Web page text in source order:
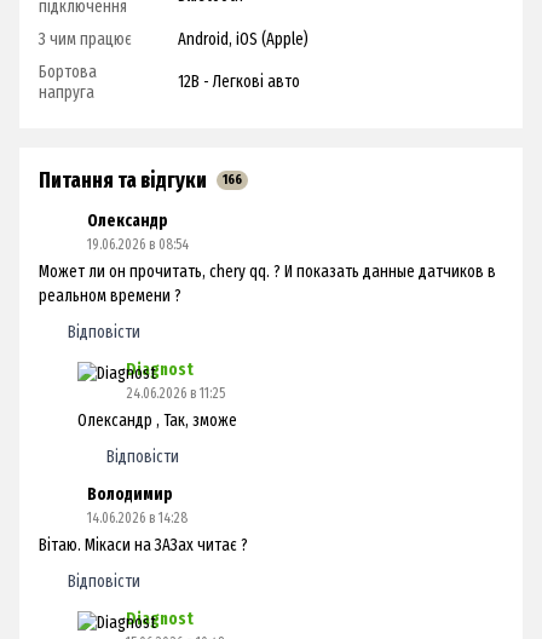
підключення
З чим працює
Android, iOS (Apple)
Бортова
напруга
12В - Легкові авто
Питання та відгуки 166
Олександр
19.06.2026 в 08:54
Может ли он прочитать, chery qq. ? И показать данные датчиков в
реальном времени ?
Відповісти
Diagnost
24.06.2026 в 11:25
Олександр , Так, зможе
Відповісти
Володимир
14.06.2026 в 14:28
Вітаю. Мікаси на ЗАЗах читає ?
Відповісти
Diagnost